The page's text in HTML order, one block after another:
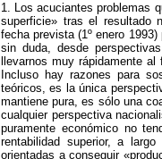
1. Los acuciantes problemas
superficie» tras el resultado
fecha prevista (1º enero
sin duda, desde
llevarnos muy rápidamente
Incluso hay razones para
teóricos, es la única
mantiene pura, es sólo una
cualquier perspectiva
puramente económico no
rentabilidad superior, a
orientadas a conseguir